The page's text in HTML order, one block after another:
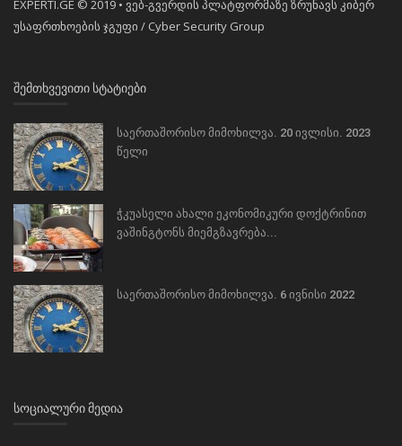
EXPERTI.GE © 2019 • ვებ-გვერდის პლატფორმაზე ზრუნავს კიბერ
უსაფრთხოების ჯგუფი / Cyber Security Group
ᲨᲔᲛᲗᲮᲕᲔᲕᲘᲗᲘ ᲡᲢᲐᲢᲘᲔᲑᲘ
საერთაშორისო მიმოხილვა. 20 ივლისი. 2023
წელი
ჭკუასელი ახალი ეკონომიკური დოქტრინით
ვაშინგტონს მიემგზავრება...
საერთაშორისო მიმოხილვა. 6 ივნისი 2022
ᲡᲝᲪᲘᲐᲚᲣᲠᲘ ᲛᲔᲓᲘᲐ